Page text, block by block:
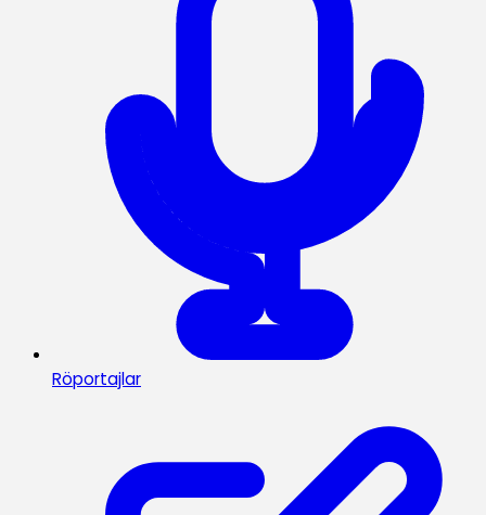
Röportajlar